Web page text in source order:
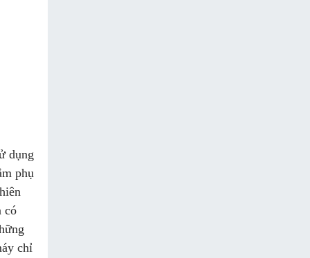
dụng
phụ
có
chỉ